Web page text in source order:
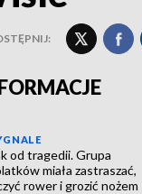
od tragedii. Grupa
miała zastraszać,
rower i grozić nożem